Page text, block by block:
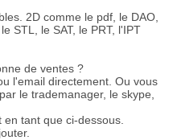
2D comme le pdf, le DAO,
STL, le SAT, le PRT, l'IPT
de ventes ?
l'email directement. Ou vous
le trademanager, le skype,
tant que ci-dessous.